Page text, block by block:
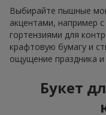
Выбирайте пышные
акцентами, например
гортензиями для
крафтовую бумагу и
ощущение праздника
Букет